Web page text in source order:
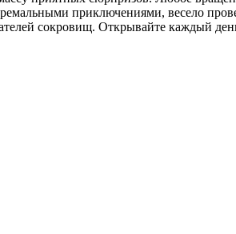
приключениями, весело
сокровищ. Открывайте каждый